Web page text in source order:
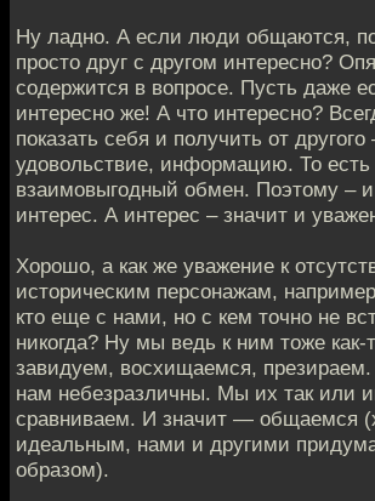
Ну ладно. А если люди общаются,
просто друг с другом интересно?
содержится в вопросе. Пусть даже
интересно же! А что интересно?
показать себя и получить от
удовольствие, информацию. То есть
взаимовыгодный обмен. Поэтому –
интерес. А интерес – значит и
Хорошо, а как же уважение к
историческим персонажам,
кто еще с нами, но с кем точно не
никогда? Ну мы ведь к ним тоже как-
завидуем, восхищаемся, презираем.
нам небезразличны. Мы их так или
сравниваем. И значит — общаемся
идеальным, нами и другими
образом).